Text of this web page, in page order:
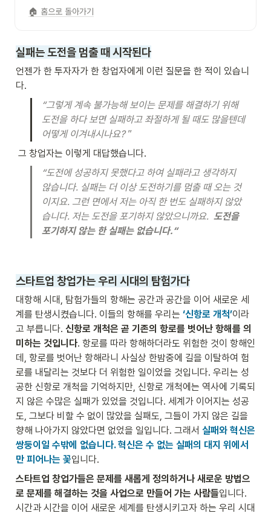
🏠 홈으로 돌아가기
실패는 도전을 멈출 때 시작된다
언젠가 한 투자자가 한 창업자에게 이런 질문을 한 적이 있습니
다.
“그렇게 계속 불가능해 보이는 문제를 해결하기 위해
도전을 하다 보면 실패하고 좌절하게 될 때도 많을텐데
어떻게 이겨내시나요? ”
그 창업자는 이렇게 대답했습니다.
“도전에 성공하지 못했다고 하여 실패라고 생각하지
않습니다. 실패는 더 이상 도전하기를 멈출 때 오는 것
이지요. 그런 면에서 저는 아직 한 번도 실패하지 않았
습니다. 저는 도전을 포기하지 않았으니까요. 도전을
포기하지 않는 한 실패는 없습니다.“
스타트업 창업가는 우리 시대의 탐험가다
대항해 시대, 탐험가들의 항해는 공간과 공간을 이어 새로운 세
계를 탄생시켰습니다. 이들의 항해를 우리는 ‘신항로 개척’이라
고 부릅니다. 신항로 개척은 곧 기존의 항로를 벗어난 항해를 의
미하는 것입니다. 항로를 따라 항해하더라도 위험한 것이 항해인
데, 항로를 벗어난 항해라니 사실상 한밤중에 길을 이탈하여 험
로를 내달리는 것보다 더 위험한 일이었을 것입니다. 우리는 성
공한 신항로 개척을 기억하지만, 신항로 개척에는 역사에 기록되
지 않은 수많은 실패가 있었을 것입니다. 세계가 이어지는 성공
도, 그보다 비할 수 없이 많았을 실패도, 그들이 가지 않은 길을
향해 나아가지 않았다면 없었을 일입니다. 그래서 실패와 혁신은
쌍둥이일 수밖에 없습니다. 혁신은 수 없는 실패의 대지 위에서
만 피어나는 꽃입니다.
스타트업 창업가들은 문제를 새롭게 정의하거나 새로운 방법으
로 문제를 해결하는 것을 사업으로 만들어 가는 사람들입니다.
시간과 시간을 이어 새로운 세계를 탄생시키고자 하는 우리 시대